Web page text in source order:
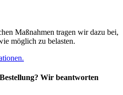
Maßnahmen tragen wir dazu bei,
möglich zu belasten.
Wir beantworten